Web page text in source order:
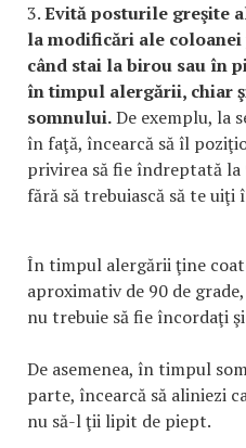
3.Evită posturile greşite
la modificări ale
când stai la birou sau în
în timpul alergării, chiar
somnului.De exemplu, la
în faţă, încearcă să îl
privirea să fie îndreptată la
fără să trebuiască să te uiţi
În timpul alergării ţine
aproximativ de 90 de
nu trebuie să fie încordaţi
De asemenea, în timpul
parte, încearcă să aliniezi
nu să-l ţii lipit de piept.